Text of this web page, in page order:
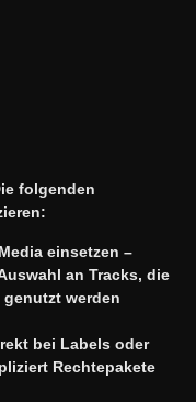
folgenden
einsetzen –
an Tracks, die
werden
bei Labels oder
Rechtepakete